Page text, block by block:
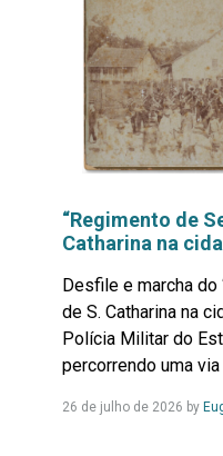
“Regimento de
Catharina na
Desfile e marcha do
de S. Catharina na
Polícia Militar do
percorrendo uma
26 de julho de 2026 by